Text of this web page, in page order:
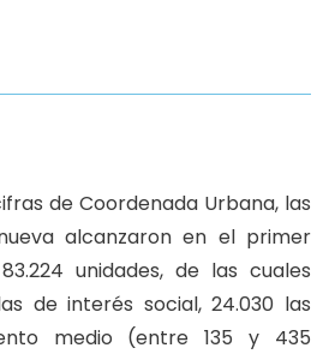
de Coordenada Urbana, las
alcanzaron en el primer
unidades, de las cuales
de interés social, 24.030 las
medio (entre 135 y 435